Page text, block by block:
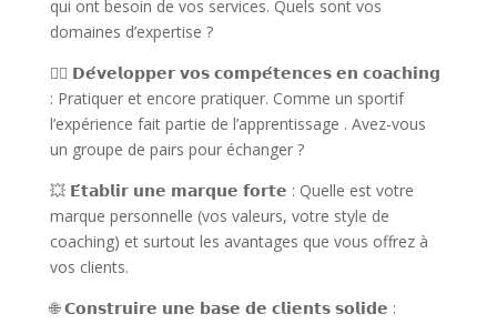
qui ont besoin de vos services. Quels sont vos
domaines d’expertise ?
🏌‍♂️ 𝗗𝗲́𝘃𝗲𝗹𝗼𝗽𝗽𝗲𝗿 𝘃𝗼𝘀 𝗰𝗼𝗺𝗽𝗲́𝘁𝗲𝗻𝗰𝗲𝘀 𝗲𝗻 𝗰𝗼𝗮𝗰𝗵𝗶𝗻𝗴
: Pratiquer et encore pratiquer. Comme un sportif
l’expérience fait partie de l’apprentissage . Avez-vous
un groupe de pairs pour échanger ?
💥 𝗘́𝘁𝗮𝗯𝗹𝗶𝗿 𝘂𝗻𝗲 𝗺𝗮𝗿𝗾𝘂𝗲 𝗳𝗼𝗿𝘁𝗲 : Quelle est votre
marque personnelle (vos valeurs, votre style de
coaching) et surtout les avantages que vous offrez à
vos clients.
🌐 𝗖𝗼𝗻𝘀𝘁𝗿𝘂𝗶𝗿𝗲 𝘂𝗻𝗲 𝗯𝗮𝘀𝗲 𝗱𝗲 𝗰𝗹𝗶𝗲𝗻𝘁𝘀 𝘀𝗼𝗹𝗶𝗱𝗲 :